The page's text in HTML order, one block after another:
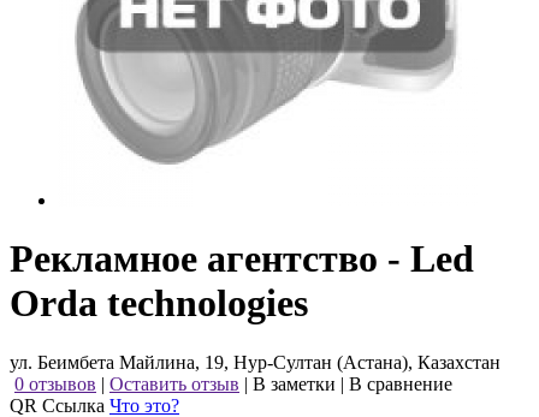
Рекламное агентство - Led
Orda technologies
ул. Беимбета Майлина, 19, Нур-Султан (Астана), Казахстан
0 отзывов | Оставить отзыв | В заметки | В сравнение
QR Ссылка Что это?